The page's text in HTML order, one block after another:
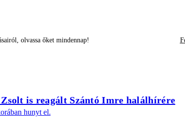
olvassa őket mindennap!
is reagált Szántó Imre halálhírére
hunyt el.